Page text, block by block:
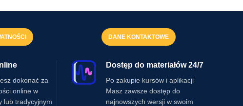
DANE KONTAKTOWE
dokonać za
online w
lub tradycyjnym
Dostęp do materiałów 24/7
Po zakupie kursów i aplikacji
Masz zawsze dostęp do
najnowszych wersji w swoim